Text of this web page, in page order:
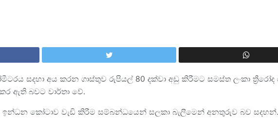
සදහා අය කරන ගාස්තුව රුපියල් 80 දක්වා අඩු කිරීමට සමස්ත ලංකා ත්‍රීරෝද
ඇති බවට වාර්තා වේ.
කෝටාව වැඩි කිරීම සම්බන්ධයෙන් සලකා බැලීමෙන් අනතුරුව බව සදහන්.